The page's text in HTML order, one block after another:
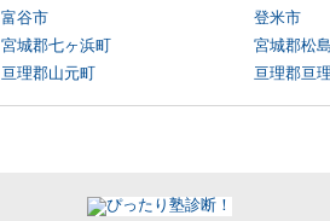
富谷市
登米市
宮城郡七ヶ浜町
宮城郡松
亘理郡山元町
亘理郡亘